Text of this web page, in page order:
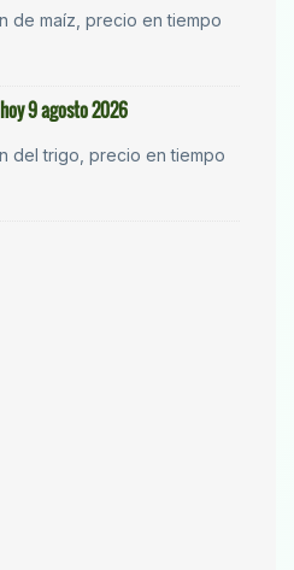
de maíz, precio en tiempo
9 agosto 2026
del trigo, precio en tiempo